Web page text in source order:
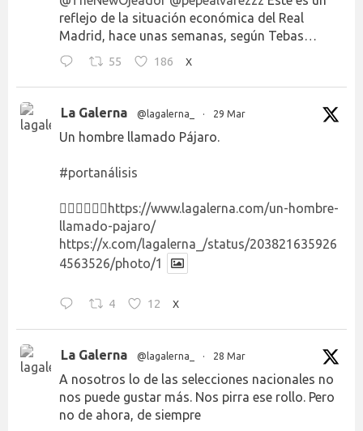
reflejo de la situación económica del Real
Madrid, hace unas semanas, según Tebas…
55 186 X
La Galerna @lagalerna_ · 29 Mar
Un hombre llamado Pájaro.
#portanálisis
👉🏻👉🏻👉🏻 https://www.lagalerna.com/un-hombre-
llamado-pajaro/
https://x.com/lagalerna_/status/203821635926
4563526/photo/1
4 12 X
La Galerna @lagalerna_ · 28 Mar
A nosotros lo de las selecciones nacionales no
nos puede gustar más. Nos pirra ese rollo. Pero
no de ahora, de siempre